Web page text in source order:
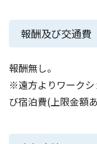
報酬及び交通費
報酬無し。
※遠方よりワークシ
び宿泊費(上限金額